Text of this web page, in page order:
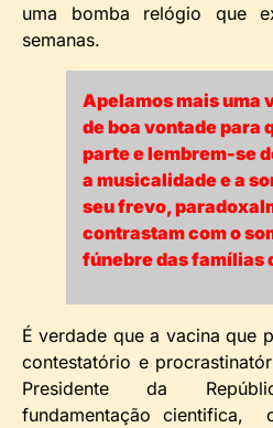
uma bomba relógio que
semanas.
Apelamos mais uma
de boa vontade para
parte e lembrem-se
a musicalidade e a
seu frevo,
contrastam com o
fúnebre das famílias
É verdade que a vacina que
contestatório e
Presidente da
fundamentação cientifica,